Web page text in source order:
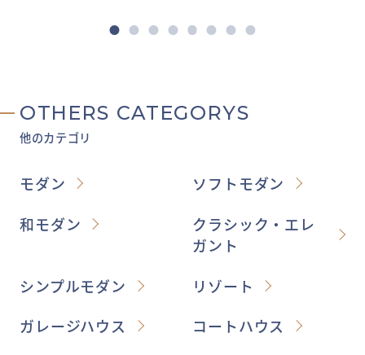
OTHERS CATEGORYS
他のカテゴリ
モダン
ソフトモダン
和モダン
クラシック・エレ
ガント
シンプルモダン
リゾート
ガレージハウス
コートハウス